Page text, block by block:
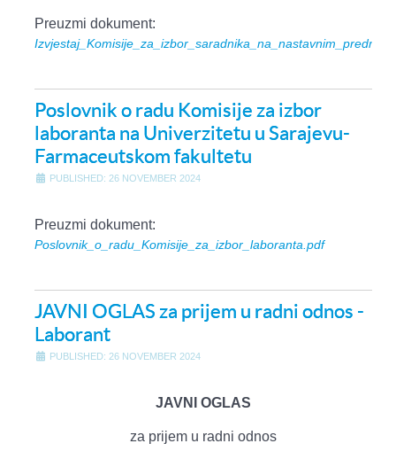
Preuzmi dokument:
Poslovnik o radu Komisije za izbor
laboranta na Univerzitetu u Sarajevu-
Farmaceutskom fakultetu
PUBLISHED: 26 NOVEMBER 2024
Preuzmi dokument:
Poslovnik_o_radu_Komisije_za_izbor_laboranta.pdf
JAVNI OGLAS za prijem u radni odnos -
Laborant
PUBLISHED: 26 NOVEMBER 2024
JAVNI OGLAS
za prijem u radni odnos